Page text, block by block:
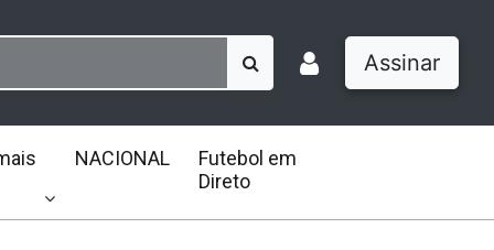
Assinar
NACIONAL
Futebol em
Direto